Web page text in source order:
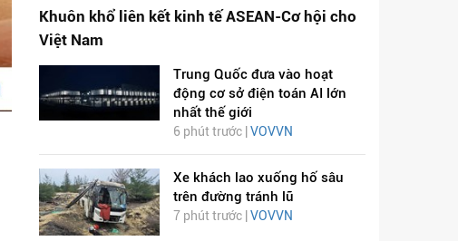
Khuôn khổ liên kết kinh tế ASEAN-Cơ hội cho
Việt Nam
Trung Quốc đưa vào hoạt
động cơ sở điện toán AI lớn
nhất thế giới
6 phút trước | VOVVN
Xe khách lao xuống hố sâu
trên đường tránh lũ
7 phút trước | VOVVN